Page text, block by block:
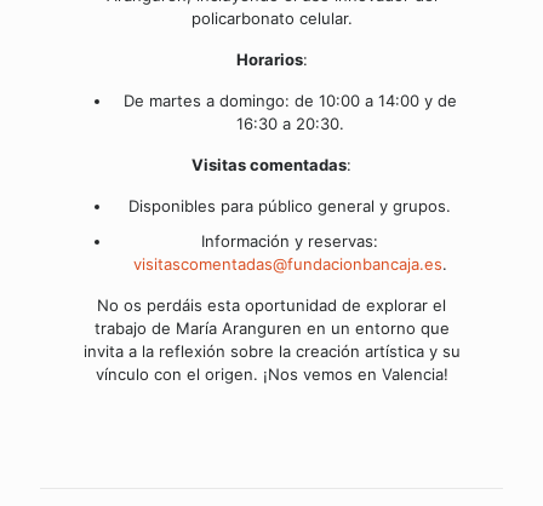
policarbonato celular.
Horarios:
De martes a domingo: de 10:00 a 14:00 y de
16:30 a 20:30.
Visitas comentadas:
Disponibles para público general y grupos.
Información y reservas:
visitascomentadas@fundacionbancaja.es.
No os perdáis esta oportunidad de explorar el
trabajo de María Aranguren en un entorno que
invita a la reflexión sobre la creación artística y su
vínculo con el origen. ¡Nos vemos en Valencia!